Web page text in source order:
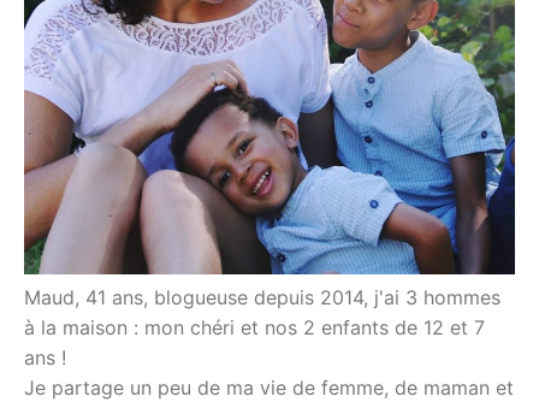
Maud, 41 ans, blogueuse depuis 2014, j'ai 3 hommes
à la maison : mon chéri et nos 2 enfants de 12 et 7
ans !
Je partage un peu de ma vie de femme, de maman et